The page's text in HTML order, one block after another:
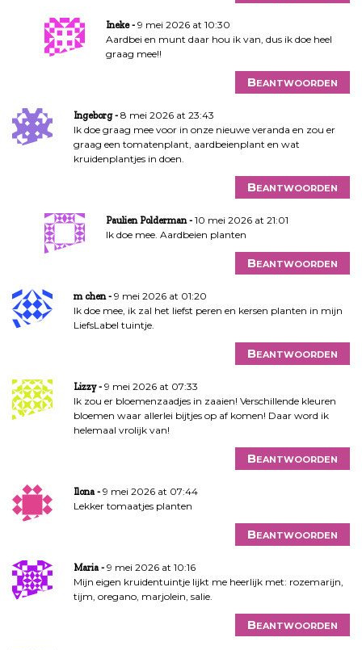
Ineke
9 mei 2026 at 10:30
Aardbei en munt daar hou ik van, dus ik doe heel
graag mee!!
Beantwoorden
Ingeborg
8 mei 2026 at 23:43
Ik doe graag mee voor in onze nieuwe veranda en zou er
graag een tomatenplant, aardbeienplant en wat
kruidenplantjes in doen.
Beantwoorden
Paulien Polderman
10 mei 2026 at 21:01
Ik doe mee. Aardbeien planten
Beantwoorden
m chen
9 mei 2026 at 01:20
Ik doe mee, ik zal het liefst peren en kersen planten in mijn
LiefsLabel tuintje.
Beantwoorden
Lizzy
9 mei 2026 at 07:33
Ik zou er bloemenzaadjes in zaaien! Verschillende kleuren
bloemen waar allerlei bijtjes op af komen! Daar word ik
helemaal vrolijk van!
Beantwoorden
Ilona
9 mei 2026 at 07:44
Lekker tomaatjes planten
Beantwoorden
Maria
9 mei 2026 at 10:16
Mijn eigen kruidentuintje lijkt me heerlijk met: rozemarijn,
tijm, oregano, marjolein, salie.
Beantwoorden